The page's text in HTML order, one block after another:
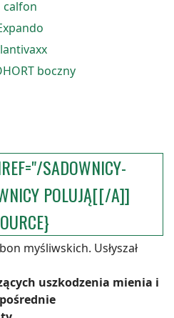
SADOWNICY-
POLUJĄ[[/A]]
myśliwskich. Usłyszał
uszkodzenia mienia i